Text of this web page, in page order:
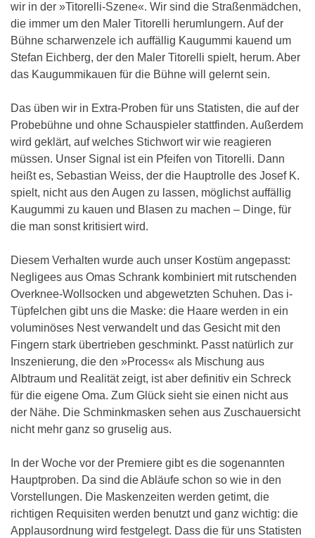
wir in der »Titorelli-Szene«. Wir sind die Straßenmädchen,
die immer um den Maler Titorelli herumlungern. Auf der
Bühne scharwenzele ich auffällig Kaugummi kauend um
Stefan Eichberg, der den Maler Titorelli spielt, herum. Aber
das Kaugummikauen für die Bühne will gelernt sein.
Das üben wir in Extra-Proben für uns Statisten, die auf der
Probebühne und ohne Schauspieler stattfinden. Außerdem
wird geklärt, auf welches Stichwort wir wie reagieren
müssen. Unser Signal ist ein Pfeifen von Titorelli. Dann
heißt es, Sebastian Weiss, der die Hauptrolle des Josef K.
spielt, nicht aus den Augen zu lassen, möglichst auffällig
Kaugummi zu kauen und Blasen zu machen – Dinge, für
die man sonst kritisiert wird.
Diesem Verhalten wurde auch unser Kostüm angepasst:
Negligees aus Omas Schrank kombiniert mit rutschenden
Overknee-Wollsocken und abgewetzten Schuhen. Das i-
Tüpfelchen gibt uns die Maske: die Haare werden in ein
voluminöses Nest verwandelt und das Gesicht mit den
Fingern stark übertrieben geschminkt. Passt natürlich zur
Inszenierung, die den »Process« als Mischung aus
Albtraum und Realität zeigt, ist aber definitiv ein Schreck
für die eigene Oma. Zum Glück sieht sie einen nicht aus
der Nähe. Die Schminkmasken sehen aus Zuschauersicht
nicht mehr ganz so gruselig aus.
In der Woche vor der Premiere gibt es die sogenannten
Hauptproben. Da sind die Abläufe schon so wie in den
Vorstellungen. Die Maskenzeiten werden getimt, die
richtigen Requisiten werden benutzt und ganz wichtig: die
Applausordnung wird festgelegt. Dass die für uns Statisten